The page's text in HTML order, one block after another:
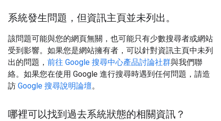
系統發生問題，但資訊主頁並未列出。
該問題可能與您的網頁無關，也可能只有少數搜尋者或網站
受到影響。如果您是網站擁有者，可以針對資訊主頁中未列
出的問題， 前往 Google 搜尋中心產品討論社群與我們聯
絡。如果您在使用 Google 進行搜尋時遇到任何問題，請造
訪 Google 搜尋說明論壇。
哪裡可以找到過去系統狀態的相關資訊？